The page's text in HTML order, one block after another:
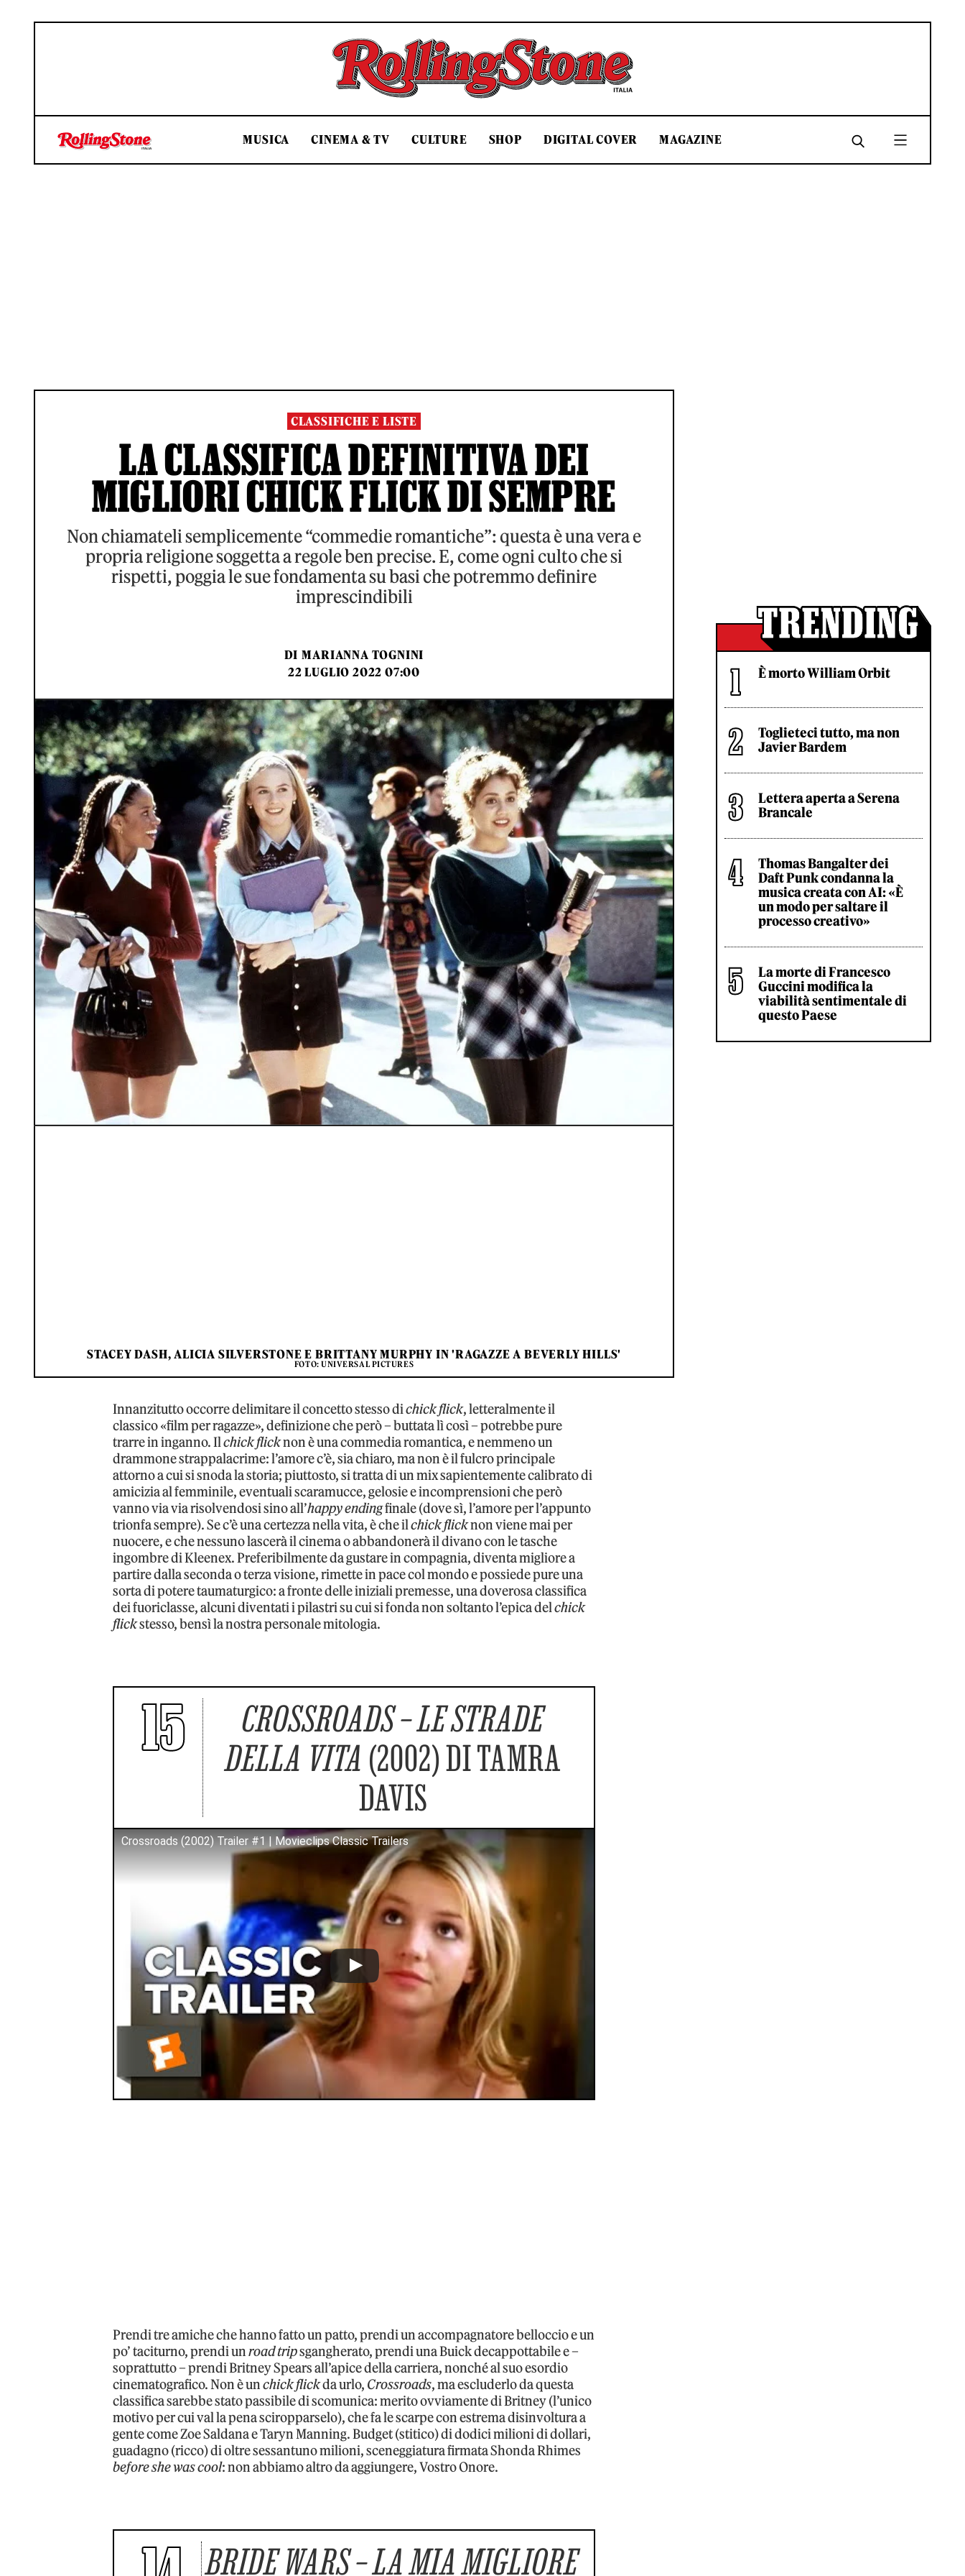
Rolling Stone Italia
MUSICA CINEMA & TV CULTURE SHOP DIGITAL COVER MAGAZINE
CLASSIFICHE E LISTE
LA CLASSIFICA DEFINITIVA DEI
MIGLIORI CHICK FLICK DI SEMPRE
Non chiamateli semplicemente “commedie romantiche”: questa è una vera e
propria religione soggetta a regole ben precise. E, come ogni culto che si
rispetti, poggia le sue fondamenta su basi che potremmo definire
imprescindibili
DI MARIANNA TOGNINI
22 LUGLIO 2022 07:00
STACEY DASH, ALICIA SILVERSTONE E BRITTANY MURPHY IN 'RAGAZZE A BEVERLY HILLS'
FOTO: UNIVERSAL PICTURES
Innanzitutto occorre delimitare il concetto stesso dichick flick, letteralmente il
classico «film per ragazze», definizione che però – buttata lì così – potrebbe pure
trarre in inganno. Ilchick flicknon è una commedia romantica, e nemmeno un
drammone strappalacrime: l’amore c’è, sia chiaro, ma non è il fulcro principale
attorno a cui si snoda la storia; piuttosto, si tratta di un mix sapientemente calibrato di
amicizia al femminile, eventuali scaramucce, gelosie e incomprensioni che però
vanno via via risolvendosi sino all’happyendingfinale (dove sì, l’amore per l’appunto
trionfa sempre). Se c’è una certezza nella vita, è che ilchick flicknon viene mai per
nuocere, e che nessuno lascerà il cinema o abbandonerà il divano con le tasche
ingombre di Kleenex. Preferibilmente da gustare in compagnia, diventa migliore a
partire dalla seconda o terza visione, rimette in pace col mondo e possiede pure una
sorta di potere taumaturgico: a fronte delle iniziali premesse, una doverosa classifica
dei fuoriclasse, alcuni diventati i pilastri su cui si fonda non soltanto l’epica delchick
flickstesso, bensì la nostra personale mitologia.
15
CROSSROADS – LE STRADE
DELLA VITA (2002) DI TAMRA
DAVIS
Crossroads (2002) Trailer #1 | Movieclips Classic Trailers
Prendi tre amiche che hanno fatto un patto, prendi un accompagnatore belloccio e un
po’ taciturno, prendi unroad tripsgangherato, prendi una Buick decappottabile e –
soprattutto – prendi Britney Spears all’apice della carriera, nonché al suo esordio
cinematografico. Non è unchick flickda urlo, Crossroads, ma escluderlo da questa
classifica sarebbe stato passibile di scomunica: merito ovviamente di Britney (l’unico
motivo per cui val la pena sciropparselo), che fa le scarpe con estrema disinvoltura a
gente come Zoe Saldana e Taryn Manning. Budget (stitico) di dodici milioni di dollari,
guadagno (ricco) di oltre sessantuno milioni, sceneggiatura firmata Shonda Rhimes
before she was cool: non abbiamo altro da aggiungere, Vostro Onore.
BRIDE WARS – LA MIA MIGLIORE
È morto William Orbit
Toglieteci tutto, ma non
Javier Bardem
Lettera aperta a Serena
Brancale
Thomas Bangalter dei
Daft Punk condanna la
musica creata con AI: «È
un modo per saltare il
processo creativo»
La morte di Francesco
Guccini modifica la
viabilità sentimentale di
questo Paese